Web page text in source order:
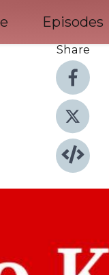
Episodes
Share